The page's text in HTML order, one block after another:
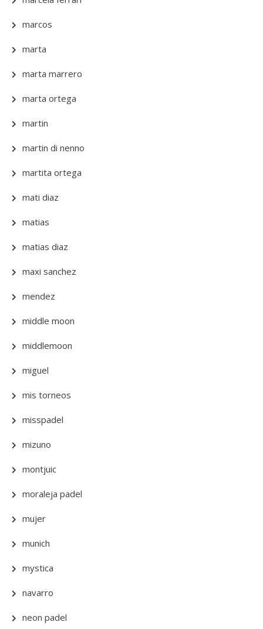
marcos
marta
marta marrero
marta ortega
martin
martin di nenno
martita ortega
mati diaz
matias
matias diaz
maxi sanchez
mendez
middle moon
middlemoon
miguel
mis torneos
misspadel
mizuno
montjuic
moraleja padel
mujer
munich
mystica
navarro
neon padel